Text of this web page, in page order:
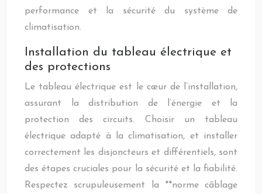
performance et la sécurité du système de
climatisation.
Installation du tableau électrique et
des protections
Le tableau électrique est le cœur de l’installation,
assurant la distribution de l’énergie et la
protection des circuits. Choisir un tableau
électrique adapté à la climatisation, et installer
correctement les disjoncteurs et différentiels, sont
des étapes cruciales pour la sécurité et la fiabilité.
Respectez scrupuleusement la **norme câblage